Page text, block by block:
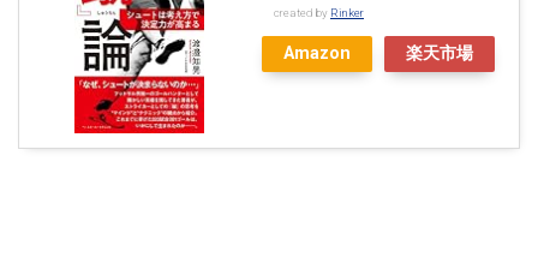
created by Rinker
Amazon 楽天市場